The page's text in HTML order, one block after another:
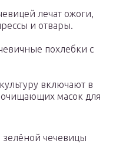
лечат ожоги,
и отвары.
похлебки с
включают в
масок для
чечевицы